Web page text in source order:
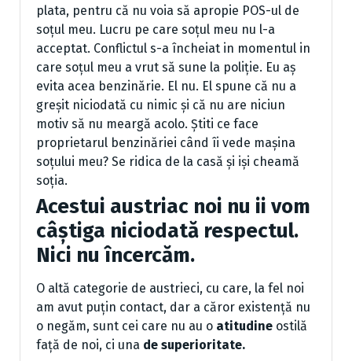
plata, pentru că nu voia să apropie POS-ul de
soțul meu. Lucru pe care soțul meu nu l-a
acceptat. Conflictul s-a încheiat in momentul in
care soțul meu a vrut să sune la poliție. Eu aș
evita acea benzinărie. El nu. El spune că nu a
greșit niciodată cu nimic și că nu are niciun
motiv să nu meargă acolo. Știti ce face
proprietarul benzinăriei când îi vede mașina
soțului meu? Se ridica de la casă și iși cheamă
soția.
Acestui austriac noi nu ii vom
câștiga niciodată respectul.
Nici nu încercăm.
O altă categorie de austrieci, cu care, la fel noi
am avut puțin contact, dar a căror existență nu
o negăm, sunt cei care nu au o atitudine ostilă
față de noi, ci una de superioritate.